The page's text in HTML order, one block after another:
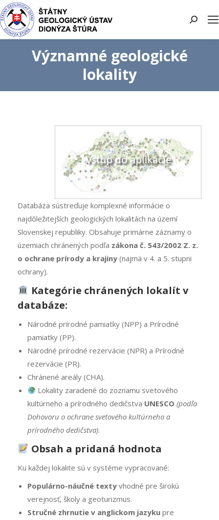
Search:
Významné geologické
lokality
Databáza sústreďuje komplexné informácie o
najdôležitejších geologických lokalitách na území
Slovenskej republiky. Obsahuje primárne záznamy o
územiach chránených podľa zákona č. 543/2002 Z. z.
o ochrane prírody a krajiny(najmä v 4. a 5. stupni
ochrany).
Kategórie chránených lokalít v
databáze:
Národné prírodné pamiatky (NPP) a Prírodné
pamiatky (PP).
Národné prírodné rezervácie (NPR) a Prírodné
rezervácie (PR).
Chránené areály (CHA).
Lokality zaradené do zoznamu svetového
kultúrneho a prírodného dedičstva UNESCO (podľa
Dohovoru o ochrane svetového kultúrneho a
prírodného dedičstva).
Obsah a pridaná hodnota
Ku každej lokalite sú v systéme vypracované:
Populárno-náučné textyvhodné pre širokú
verejnosť, školy a geoturizmus.
Stručné zhrnutie v anglickom jazykupre